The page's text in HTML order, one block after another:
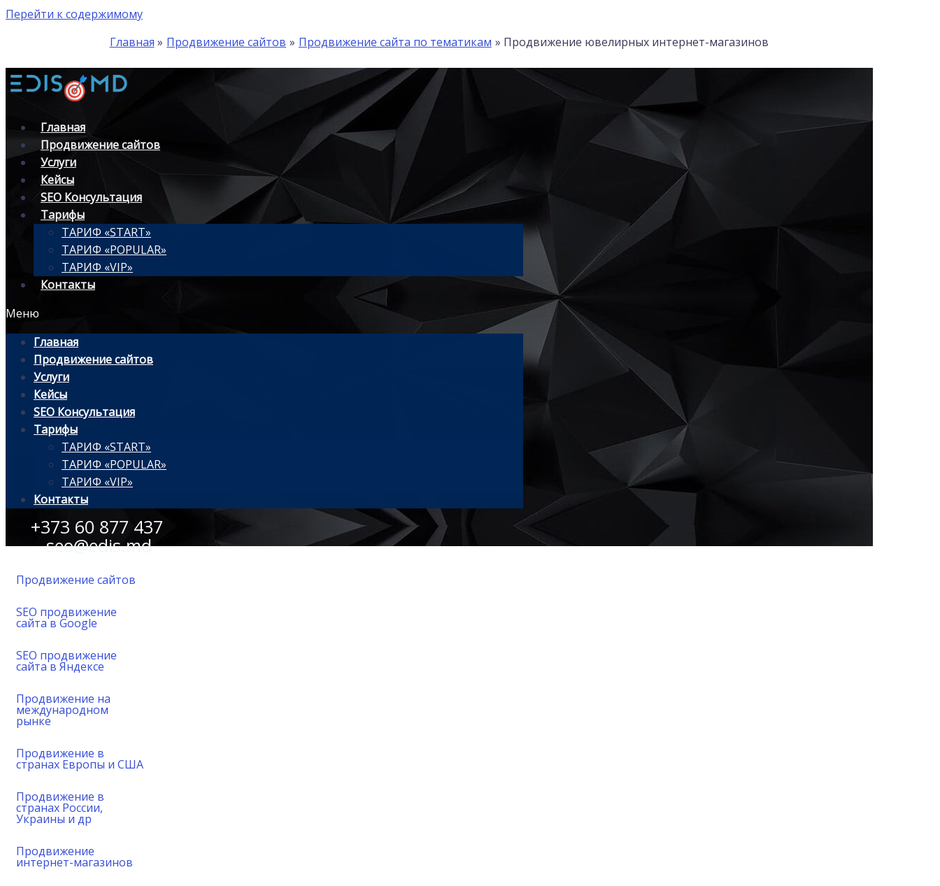
Перейти к содержимому
Главная
Продвижение сайтов Продвижение сайта по тематикам Продвижение ювелирных интернет-магазинов
Главная
Продвижение сайтов
Услуги
Кейсы
SEO Консультация
Тарифы
ТАРИФ «START»
ТАРИФ «POPULAR»
ТАРИФ «VIP»
Контакты
Меню
Главная
Продвижение сайтов
Услуги
Кейсы
SEO Консультация
Тарифы
ТАРИФ «START»
ТАРИФ «POPULAR»
ТАРИФ «VIP»
Контакты
+373 60 877 437
seo@edis.md
Продвижение сайтов
SEO продвижение
сайта в Google
SEO продвижение
сайта в Яндексе
Продвижение на
международном
рынке
Продвижение в
странах Европы и США
Продвижение в
странах России,
Украины и др
Продвижение
интернет-магазинов